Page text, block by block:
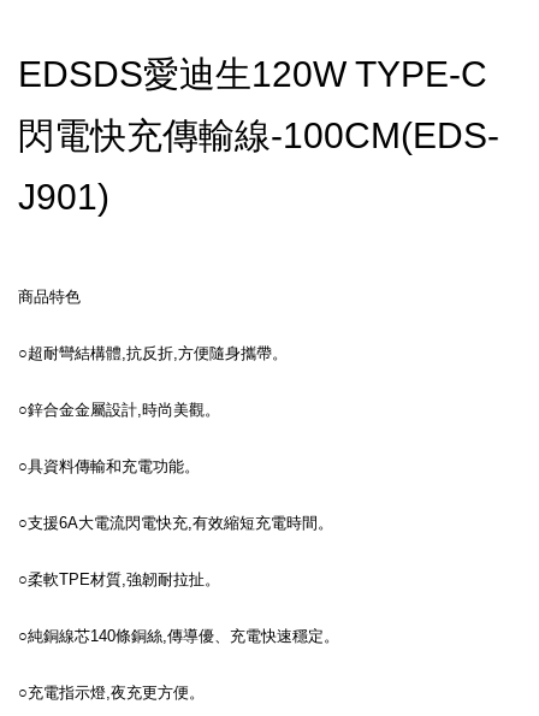
EDSDS愛迪生120W TYPE-C
閃電快充傳輸線-100CM(EDS-
J901)
商品特色
○超耐彎結構體,抗反折,方便隨身攜帶。
○鋅合金金屬設計,時尚美觀。
○具資料傳輸和充電功能。
○支援6A大電流閃電快充,有效縮短充電時間。
○柔軟TPE材質,強韌耐拉扯。
○純銅線芯140條銅絲,傳導優、充電快速穩定。
○充電指示燈,夜充更方便。